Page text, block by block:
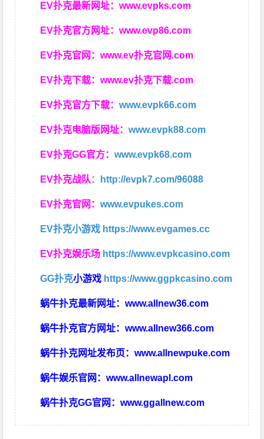
EV扑克最新网址：www.evpks.com
EV扑克官方网址：www.evp86.com
EV扑克官网：www.ev扑克官网.com
EV扑克下载：www.ev扑克下载.com
EV扑克官方下载：www.evpk66.com
EV扑克电脑版网址：www.evpk88.com
EV扑克GG官方：www.evpk68.com
EV扑克战队 ： http://evpk7.com/96088
EV扑克官网：www.evpukes.com
EV扑克小游戏 https://www.evgames.cc
EV扑克娱乐场 https://www.evpkcasino.com
GG扑克小游戏 https://www.ggpkcasino.com
蜗牛扑克最新网址：www.allnew36.com
蜗牛扑克官方网址：www.allnew366.com
蜗牛扑克网址发布页：www.allnewpuke.com
蜗牛娱乐官网：www.allnewapl.com
蜗牛扑克GG官网：www.ggallnew.com